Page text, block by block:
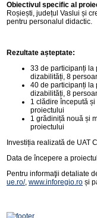
Obiectivul specific al
Roșiești, județul Vaslui și
pentru personalul didactic.
Rezultate așteptate:
33 de participanți la
dizabilități, 8
40 de participanți la
dizabilități, 8
1 clădire începută
proiectului
1 grădiniță nouă și
proiectului
Investiția realizată de UAT
Data de începere a
Pentru informaţii detaliate
ue.ro/, www.inforegio.ro și